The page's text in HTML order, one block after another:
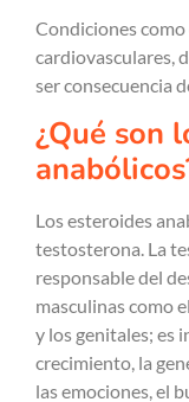
Condiciones
cardiovasculares,
ser consecuencia
¿Qué son
Los esteroides
testosterona. La
responsable del
masculinas como
y los genitales; es
crecimiento, la
las emociones, el